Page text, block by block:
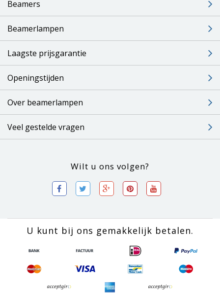
Beamers
Beamerlampen
Laagste prijsgarantie
Openingstijden
Over beamerlampen
Veel gestelde vragen
Wilt u ons volgen?
U kunt bij ons gemakkelijk betalen.